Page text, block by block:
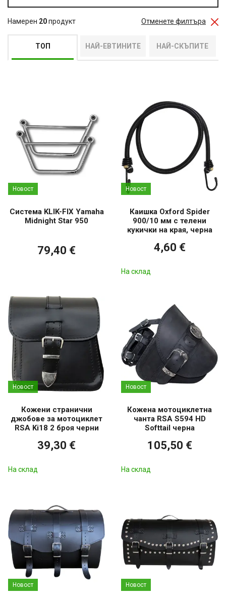
Отменете филтъра
Намерен 20продукт
ТОП НАЙ-ЕВТИНИТЕ НАЙ-СКЪПИТЕ
Новост
Система KLIK-FIX Yamaha
Midnight Star 950
79,40 €
Новост
Каишка Oxford Spider
900/10 мм с телени
кукички на края, черна
4,60 €
На склад
Новост
Кожени странични
джобове за мотоциклет
RSA Ki18 2 броя черни
39,30 €
На склад
Новост
Кожена мотоциклетна
чанта RSA S594 HD
Softtail черна
105,50 €
На склад
Новост Новост